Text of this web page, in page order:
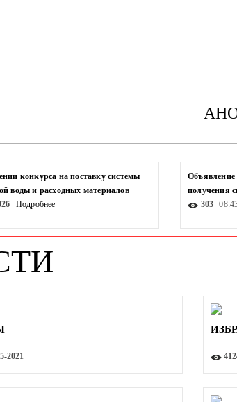
конкурса на поставку системы
воды и расходных материалов
Подробнее
Объявление
получения
303
2021